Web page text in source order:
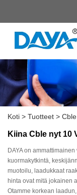
Koti > Tuotteet >
Kiina Cble nyt 10
DAYA on
kuormakytkintä,
muotoilu, laadukkaat
hinta ovat mitä jokainen
Otamme korkean